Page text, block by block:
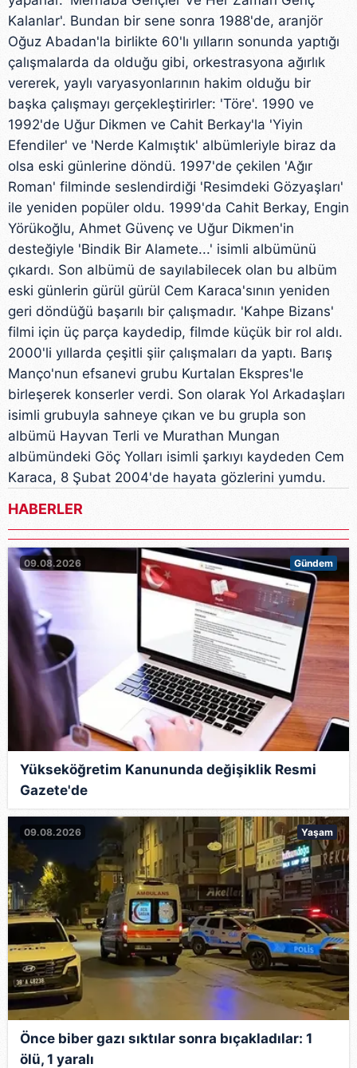
Kalanlar'. Bundan bir sene sonra 1988'de, aranjör
Oğuz Abadan'la birlikte 60'lı yılların sonunda yaptığı
çalışmalarda da olduğu gibi, orkestrasyona ağırlık
vererek, yaylı varyasyonlarının hakim olduğu bir
başka çalışmayı gerçekleştirirler: 'Töre'. 1990 ve
1992'de Uğur Dikmen ve Cahit Berkay'la 'Yiyin
Efendiler' ve 'Nerde Kalmıştık' albümleriyle biraz da
olsa eski günlerine döndü. 1997'de çekilen 'Ağır
Roman' filminde seslendirdiği 'Resimdeki Gözyaşları'
ile yeniden popüler oldu. 1999'da Cahit Berkay, Engin
Yörükoğlu, Ahmet Güvenç ve Uğur Dikmen'in
desteğiyle 'Bindik Bir Alamete...' isimli albümünü
çıkardı. Son albümü de sayılabilecek olan bu albüm
eski günlerin gürül gürül Cem Karaca'sının yeniden
geri döndüğü başarılı bir çalışmadır. 'Kahpe Bizans'
filmi için üç parça kaydedip, filmde küçük bir rol aldı.
2000'li yıllarda çeşitli şiir çalışmaları da yaptı. Barış
Manço'nun efsanevi grubu Kurtalan Ekspres'le
birleşerek konserler verdi. Son olarak Yol Arkadaşları
isimli grubuyla sahneye çıkan ve bu grupla son
albümü Hayvan Terli ve Murathan Mungan
albümündeki Göç Yolları isimli şarkıyı kaydeden Cem
Karaca, 8 Şubat 2004'de hayata gözlerini yumdu.
HABERLER
09.08.2026 Gündem
Yükseköğretim Kanununda değişiklik Resmi
Gazete'de
09.08.2026 Yaşam
Önce biber gazı sıktılar sonra bıçakladılar: 1
ölü, 1 yaralı